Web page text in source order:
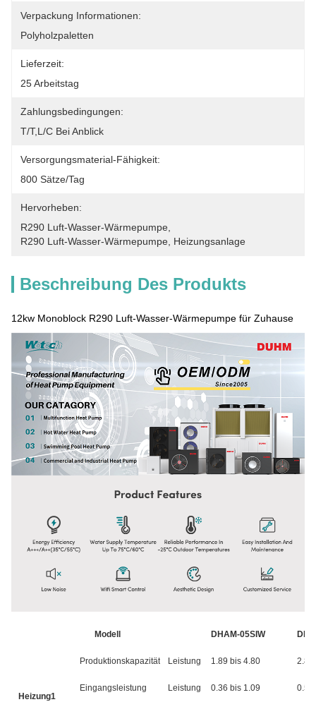
Verpackung Informationen:
Polyholzpaletten
Lieferzeit:
25 Arbeitstag
Zahlungsbedingungen:
T/T,L/C Bei Anblick
Versorgungsmaterial-Fähigkeit:
800 Sätze/Tag
Hervorheben:
R290 Luft-Wasser-Wärmepumpe
R290 Luft-Wasser-Wärmepumpe Heizungsanlage
Beschreibung Des Produkts
12kw Monoblock R290 Luft-Wasser-Wärmepumpe für Zuhause
Modell DHAM-05SIW
Heizung1
Produktionskapazität Leistung 1.89 bis 4.80 2.84
Eingangsleistung Leistung 0.36 bis 1.09 0.52